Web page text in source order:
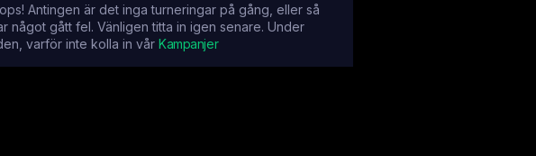
Antingen är det inga turneringar på gång, eller så
något gått fel. Vänligen titta in igen senare. Under
varför inte kolla in vår Kampanjer